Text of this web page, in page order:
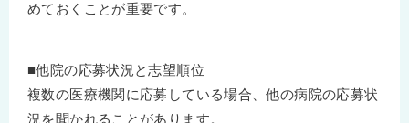
めておくことが重要です。
■他院の応募状況と志望順位
複数の医療機関に応募している場合、他の病院の応募状
況を聞かれることがあります。